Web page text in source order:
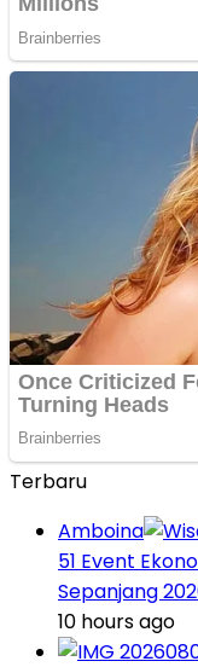
Terbaru
Amboina
51 Event
Sepanjang
10 hours ago